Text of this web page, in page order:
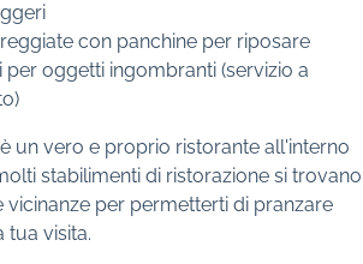
con panchine per riposare
per oggetti ingombranti (servizio a
un vero e proprio ristorante all'interno
stabilimenti di ristorazione si trovano
vicinanze per permetterti di pranzare
tua visita.